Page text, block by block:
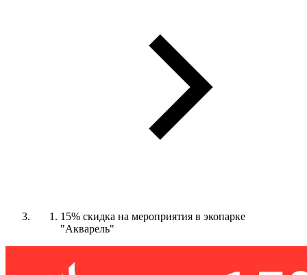
15% скидка на мероприятия в экопарке
"Акварель"